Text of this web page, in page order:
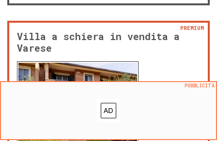
Villa a schiera in vendita a
Varese
PREMIUM
PUBBLICITÀ